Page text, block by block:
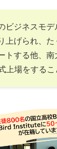
ビジネスモ
上げられ、
トする他、
上場をするこ